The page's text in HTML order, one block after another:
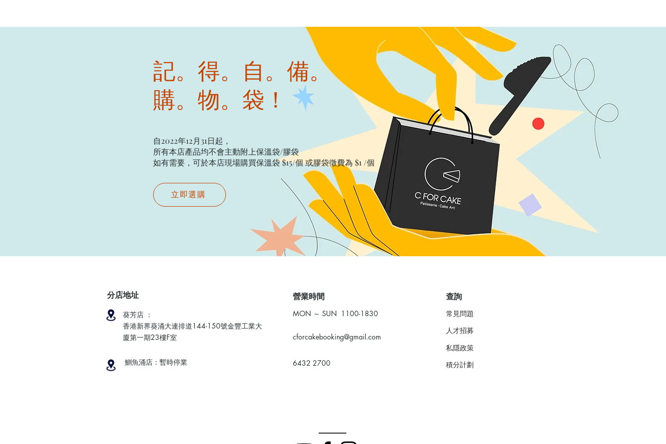
記。得。自。備。
購。物。袋！
自2022年12月31日起，
所有本店產品均不會主動附上保溫袋/膠袋​
如有需要，可於本店現場購買保溫袋 $15/個​ 或膠袋徵費為 $1 /個
立即選購
分店地址
葵芳店 ：
香港新界葵涌大連排道144-150號金豐工業大
廈第一期23樓F室
鰂魚涌店：暫時停業
​營業時間
MON ～ SUN 1100-1830
cforcakebooking@gmail.com
6432 2700
查詢
常見問題
人才招募
私隱政策
​積分計劃